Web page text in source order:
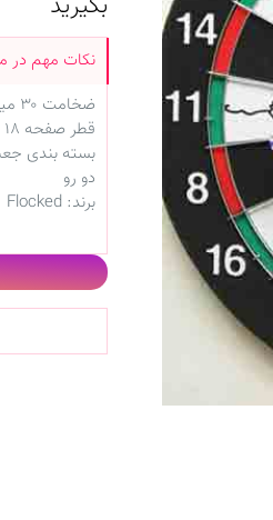
ضخامت ۳۰ میلی متر با تسمه آلومینیومی
قطر صفحه ۱۸ اینچ
بسته بندی جعبه به
دو رو
برند: Flocked